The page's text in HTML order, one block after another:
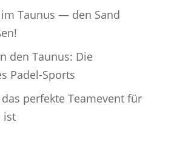
Taunus — den Sand
den Taunus: Die
Padel-Sports
perfekte Teamevent für
ist